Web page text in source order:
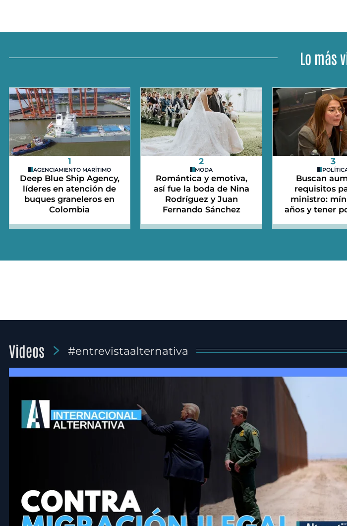
Lo más
1
AGENCIAMIENTO MARÍTIMO
Deep Blue Ship Agency,
líderes en atención de
buques graneleros en
Colombia
2
MODA
Romántica y emotiva,
así fue la boda de Nina
Rodríguez y Juan
Fernando Sánchez
3
Buscan
requisitos
ministro:
años y tener
Videos #entrevistaalternativa